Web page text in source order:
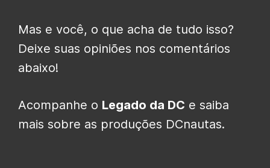
Mas e você, o que acha de tudo isso?
Deixe suas opiniões nos comentários
abaixo!
Acompanhe o Legado da DC e saiba
mais sobre as produções DCnautas.